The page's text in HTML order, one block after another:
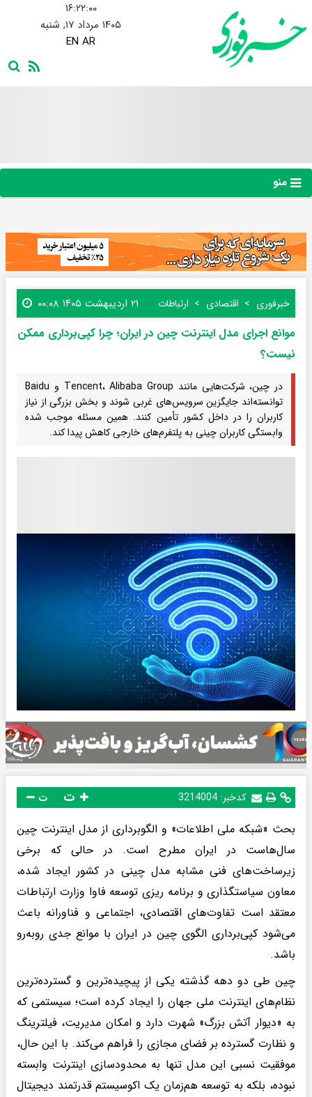
۱۶:۲۲:۰۱
۱۴۰۵ مرداد ۱۷, شنبه
EN AR
منو
خبرفوری اقتصادی ارتباطات ۲۱ اردیبهشت ۱۴۰۵ ۰۰:۰۸
موانع اجرای مدل اینترنت چین در ایران؛ چرا کپی‌برداری ممکن
نیست؟
در چین، شرکت‌هایی مانند Tencent، Alibaba Group و Baidu
توانسته‌اند جایگزین سرویس‌های غربی شوند و بخش بزرگی از نیاز
کاربران را در داخل کشور تأمین کنند. همین مسئله موجب شده
وابستگی کاربران چینی به پلتفرم‌های خارجی کاهش پیدا کند.
کدخبر: 3214004 ت
بحث «شبکه ملی اطلاعات» و الگوبرداری از مدل اینترنت چین
سال‌هاست در ایران مطرح است. در حالی که برخی
زیرساخت‌های فنی مشابه مدل چینی در کشور ایجاد شده،
معاون سیاستگذاری و برنامه ریزی توسعه فاوا وزارت ارتباطات
معتقد است تفاوت‌های اقتصادی، اجتماعی و فناورانه باعث
می‌شود کپی‌برداری الگوی چین در ایران با موانع جدی روبه‌رو
باشد.
چین طی دو دهه گذشته یکی از پیچیده‌ترین و گسترده‌ترین
نظام‌های اینترنت ملی جهان را ایجاد کرده است؛ سیستمی که
به «دیوار آتش بزرگ» شهرت دارد و امکان مدیریت، فیلترینگ
و نظارت گسترده بر فضای مجازی را فراهم می‌کند. با این حال،
موفقیت نسبی این مدل تنها به محدودسازی اینترنت وابسته
نبوده، بلکه به توسعه هم‌زمان یک اکوسیستم قدرتمند دیجیتال